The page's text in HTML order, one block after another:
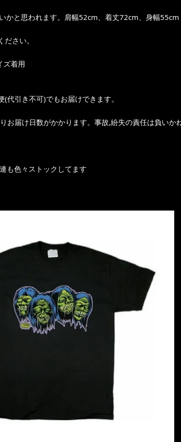
かと思われます。肩幅52cm、着丈72cm、身幅55cm
さい。
ズ着用
(代引き不可)でもお届けできます。
お届け日数がかかります。事故,紛失の責任は負いか
も色々ストックしてます